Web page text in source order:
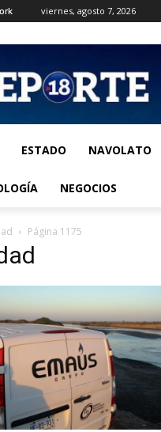
viernes, agosto 7, 2026
ESTADO NAVOLATO
NEGOCIOS
Página 1175